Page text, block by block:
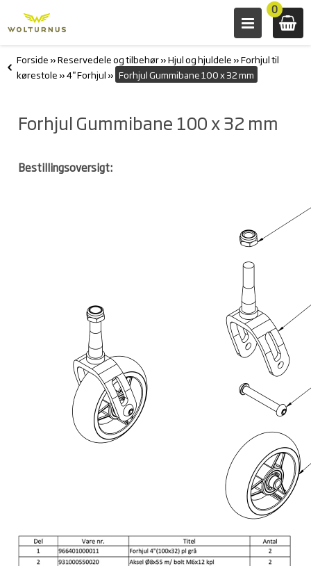
0
Forside »Reservedele og tilbehør»Hjul og hjuldele »Forhjul til
kørestole »4" Forhjul » Forhjul Gummibane 100 x 32 mm
Forhjul Gummibane 100 x 32 mm
Bestillingsoversigt: